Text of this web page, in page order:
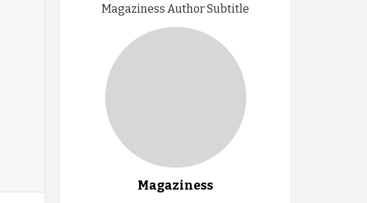
Magaziness Author Subtitle
Magaziness